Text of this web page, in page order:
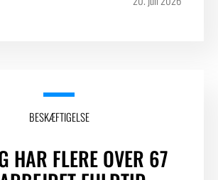
BESKÆFTIGELSE
HAR FLERE OVER 67